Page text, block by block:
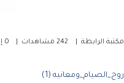
مكتبة الرابطة 242 مشاهدات 0
روح_الصيام_ومعانيه (1)